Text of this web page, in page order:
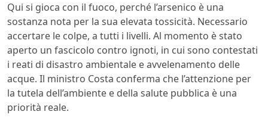
Qui si gioca con il fuoco, perché l’arsenico è una
sostanza nota per la sua elevata tossicità. Necessario
accertare le colpe, a tutti i livelli. Al momento è stato
aperto un fascicolo contro ignoti, in cui sono contestati
i reati di disastro ambientale e avvelenamento delle
acque. Il ministro Costa conferma che l’attenzione per
la tutela dell’ambiente e della salute pubblica è una
priorità reale.